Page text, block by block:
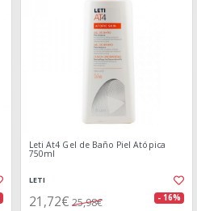
Leti At4 Gel de Baño Piel Atópica
750ml
LETI
21,72€ 25,98€ - 16%